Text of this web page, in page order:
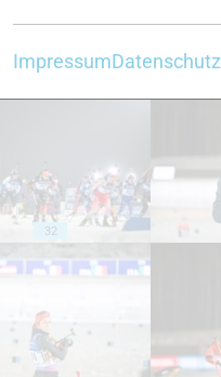
27
32
ImpressumDatenschutz